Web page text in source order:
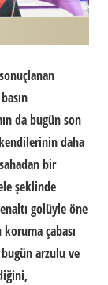
da bugün son
daha
bir
şeklinde
golüyle öne
çabası
arzulu ve